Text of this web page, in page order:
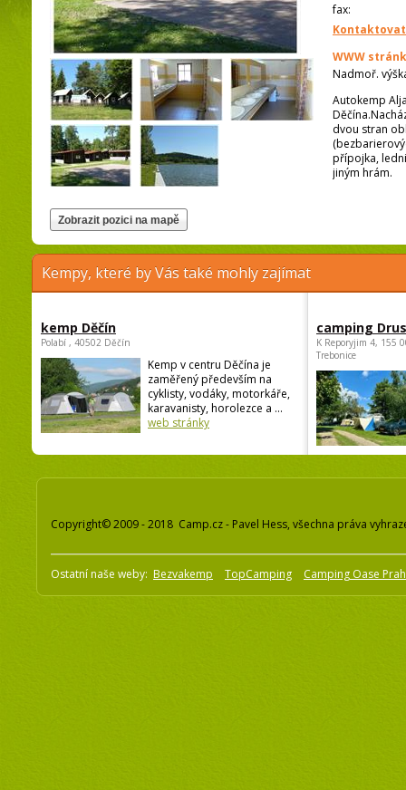
fax:
WWW
Nadmoř.
Autokemp
dvou stran
přípojka,
jiným hrám.
Kempy, které by Vás také mohly zajímat
kemp Děčín
Polabí , 40502 Děčín
Kemp v centru Děčína je
zaměřený především na
cyklisty, vodáky, motorkáře,
karavanisty, horolezce a ...
web stránky
camping
K Reporyjim 4, 155
Trebonice
Copyright© 2009 - 2018 Camp.cz - Pavel Hess, všechna práva
Ostatní naše weby: Bezvakemp TopCamping Camping Oase